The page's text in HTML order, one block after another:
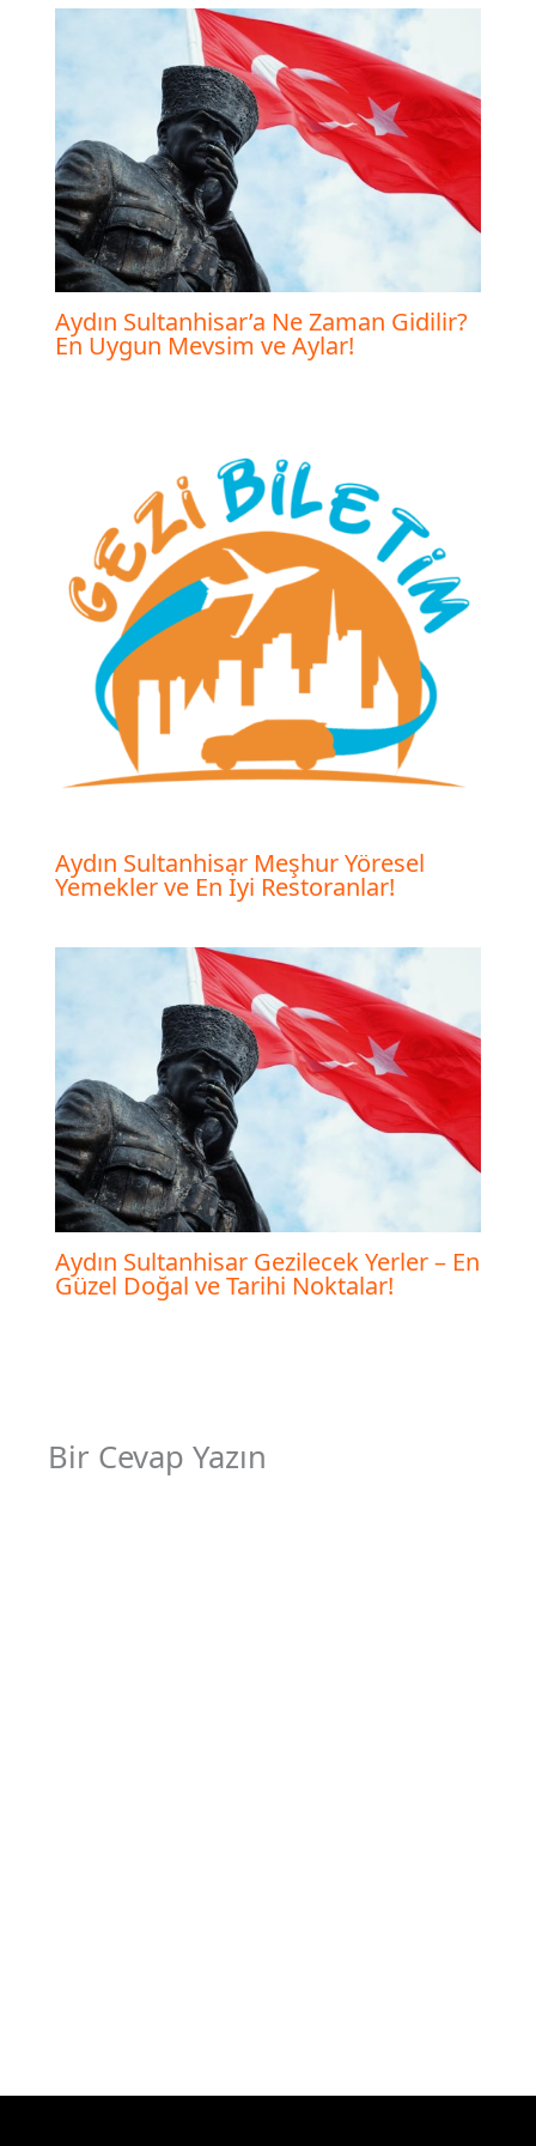
Aydın Sultanhisar’a Ne Zaman Gidilir?
En Uygun Mevsim ve Aylar!
Aydın Sultanhisar Meşhur Yöresel
Yemekler ve En İyi Restoranlar!
Aydın Sultanhisar Gezilecek Yerler – En
Güzel Doğal ve Tarihi Noktalar!
Bir Cevap Yazın